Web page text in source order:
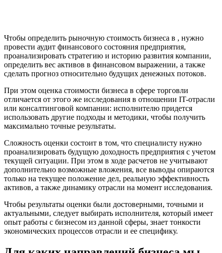
Чтобы определить рыночную стоимость бизнеса в , нужно
провести аудит финансового состояния предприятия,
проанализировать стратегию и историю развития компании,
определить вес активов в финансовом выражении, а также
сделать прогноз относительно будущих денежных потоков.
При этом оценка стоимости бизнеса в сфере торговли
отличается от этого же исследования в отношении IT-отрасли
или консалтинговой компании: исполнителю придется
использовать другие подходы и методики, чтобы получить
максимально точные результаты.
Сложность оценки состоит в том, что специалисту нужно
проанализировать будущую доходность предприятия с учетом
текущей ситуации. При этом в ходе расчетов не учитывают
дополнительно возможные вложения, все выводы опираются
только на текущее положение дел, реальную эффективность
активов, а также динамику отрасли на момент исследования.
Чтобы результаты оценки были достоверными, точными и
актуальными, следует выбирать исполнителя, который имеет
опыт работы с бизнесом из данной сферы, знает тонкости
экономических процессов отрасли и ее специфику.
Великий Новгород
Великий Устюг
Вельск
Верещагино
Верхняя Пышма
Верхняя Салда
Видное
Владивосток
Владикавказ
Владимир
Волгоград
Волгодонск
Волжск
Вологда
Волоколамск
Волосово